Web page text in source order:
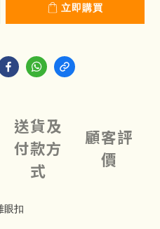
立即購買
送貨及
付款方
式
顧客評
價
眼扣